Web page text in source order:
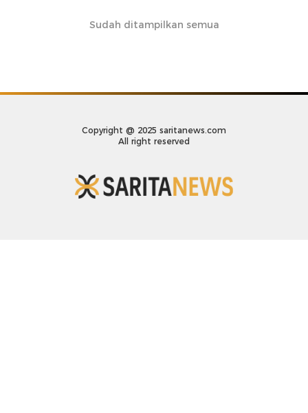
Sudah ditampilkan semua
Copyright @ 2025 saritanews.com
All right reserved